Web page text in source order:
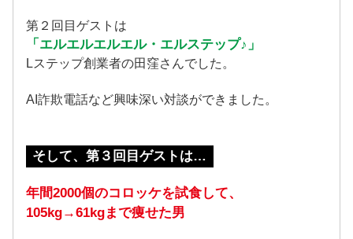
第２回目ゲストは
「エルエルエルエル・エルステップ♪」
Lステップ創業者の田窪さんでした。
AI詐欺電話など興味深い対談ができました。
そして、第３回目ゲストは…
年間2000個のコロッケを試食して、
105kg→61kgまで痩せた男